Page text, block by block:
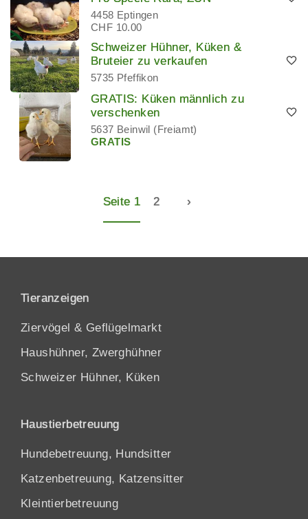
4458 Eptingen
CHF 10.00
Schweizer Hühner, Küken &
Bruteier zu verkaufen
5735 Pfeffikon
GRATIS: Küken männlich zu
verschenken
5637 Beinwil (Freiamt)
GRATIS
Seite 1 2 ›
Tieranzeigen
Ziervögel & Geflügelmarkt
Haushühner, Zwerghühner
Schweizer Hühner, Küken
Haustierbetreuung
Hundebetreuung, Hundsitter
Katzenbetreuung, Katzensitter
Kleintierbetreuung